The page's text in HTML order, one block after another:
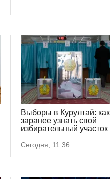
Выборы в Курултай: как
заранее узнать свой
избирательный участок
Сегодня, 11:36